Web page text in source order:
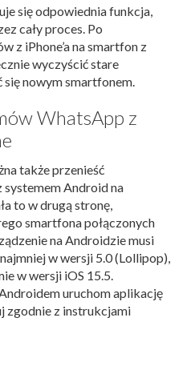
się odpowiednia funkcja,
cały proces. Po
z iPhone’a na smartfon z
wyczyścić stare
się nowym smartfonem.
WhatsApp z
także przenieść
Android na
to w drugą stronę,
smartfona połączonych
na Androidzie musi
w wersji 5.0 (Lollipop),
w wersji iOS 15.5.
uruchom aplikację
zgodnie z instrukcjami